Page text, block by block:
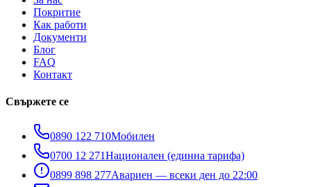
Покритие
Как работи
Документи
Блог
FAQ
Контакт
Свържете се
0890 122 710Мобилен
0700 12 271Национален (единна тарифа)
0899 898 277Авариен — всеки ден до 22:00